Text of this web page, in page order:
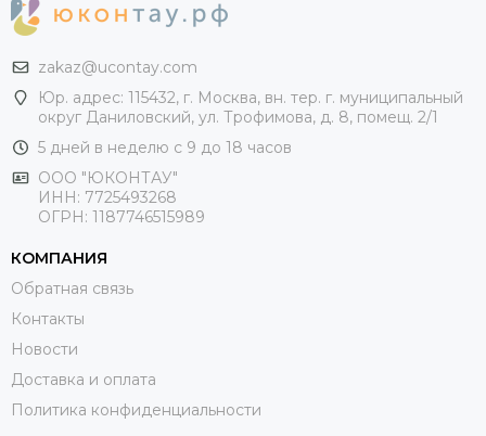
zakaz@ucontay.com
Юр. адрес: 115432, г. Москва, вн. тер. г. муниципальный
округ Даниловский, ул. Трофимова, д. 8, помещ. 2/1
5 дней в неделю с 9 до 18 часов
ООО "ЮКОНТАУ"
ИНН: 7725493268
ОГРН: 1187746515989
КОМПАНИЯ
Обратная связь
Контакты
Новости
Доставка и оплата
Политика конфиденциальности